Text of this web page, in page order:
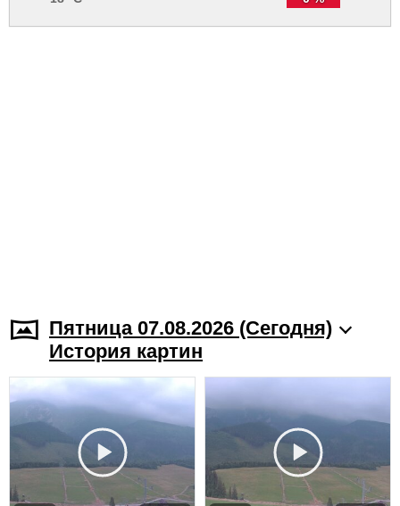
Пятница 07.08.2026 (Cегодня)
История картин